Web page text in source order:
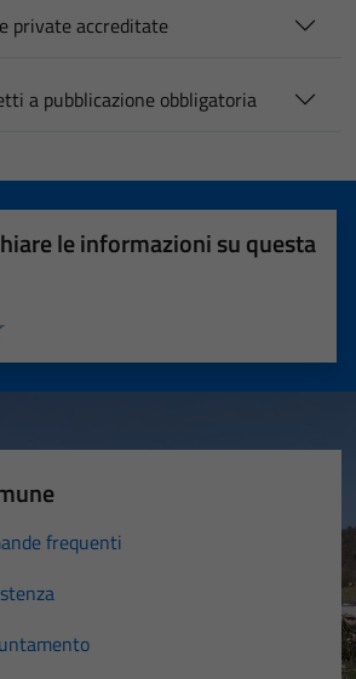
private accreditate
a pubblicazione obbligatoria
le informazioni su questa
5 stelle su 5
stelle su 5
su 5
5
frequenti